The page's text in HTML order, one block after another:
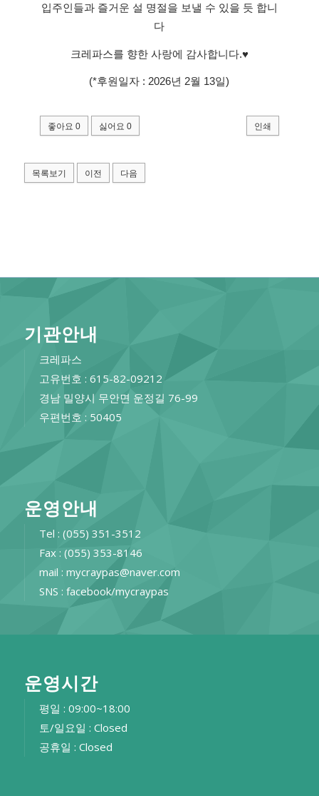
입주인들과 즐거운 설 명절을 보낼 수 있을 듯 합니
다
크레파스를 향한 사랑에 감사합니다.♥
(*후원일자 : 2026년 2월 13일)
좋아요 0 싫어요 0 인쇄
목록보기 이전 다음
기관안내
크레파스
고유번호 : 615-82-09212
경남 밀양시 무안면 운정길 76-99
우편번호 : 50405
운영안내
Tel : (055) 351-3512
Fax : (055) 353-8146
mail : mycraypas@naver.com
SNS : facebook/mycraypas
운영시간
평일 : 09:00~18:00
토/일요일 : Closed
공휴일 : Closed